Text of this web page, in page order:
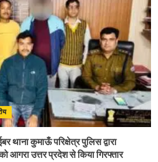
थाना कुमाऊँ परिक्षेत्र पुलिस द्वारा
आगरा उत्तर प्रदेश से किया गिरफ्तार